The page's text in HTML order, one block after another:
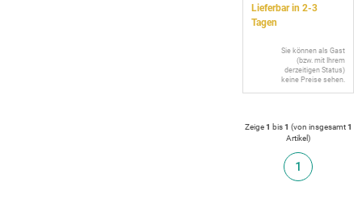
Lieferbar in 2-3
Tagen
Sie können als Gast
(bzw. mit Ihrem
derzeitigen Status)
keine Preise sehen.
Zeige1 bis1 (von insgesamt1
Artikel)
1